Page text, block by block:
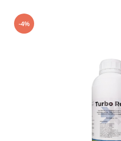
-4%